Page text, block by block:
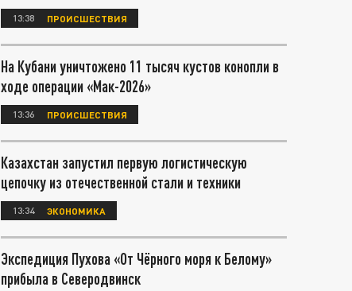
13:38 ПРОИСШЕСТВИЯ
На Кубани уничтожено 11 тысяч кустов конопли в
ходе операции «Мак-2026»
13:36 ПРОИСШЕСТВИЯ
Казахстан запустил первую логистическую
цепочку из отечественной стали и техники
13:34 ЭКОНОМИКА
Экспедиция Пухова «От Чёрного моря к Белому»
прибыла в Северодвинск